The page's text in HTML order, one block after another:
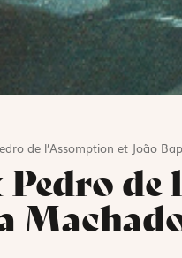
de l’Assomption et João
de